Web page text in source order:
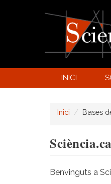
INICI
Inici Bases
Benvinguts a